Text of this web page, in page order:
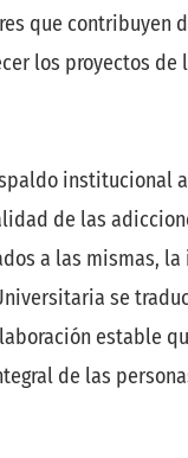
que contribuyen
los proyectos de
institucional
de las
a las mismas,
se
estable
de las